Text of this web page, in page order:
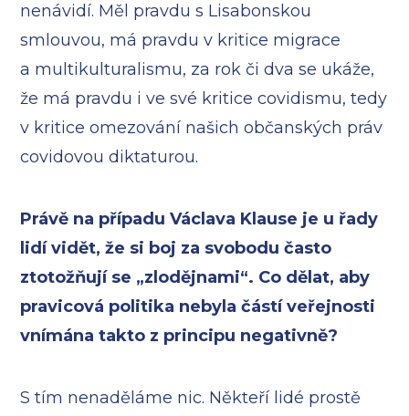
nenávidí. Měl pravdu s Lisabonskou
smlouvou, má pravdu v kritice migrace
a multikulturalismu, za rok či dva se ukáže,
že má pravdu i ve své kritice covidismu, tedy
v kritice omezování našich občanských práv
covidovou diktaturou.
Právě na případu Václava Klause je u řady
lidí vidět, že si boj za svobodu často
ztotožňují se „zlodějnami“. Co dělat, aby
pravicová politika nebyla částí veřejnosti
vnímána takto z principu negativně?
S tím nenaděláme nic. Někteří lidé prostě